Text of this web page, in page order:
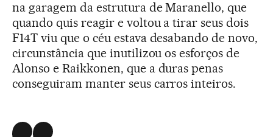
na garagem da estrutura de Maranello, que
quando quis reagir e voltou a tirar seus dois
F14T viu que o céu estava desabando de novo,
circunstância que inutilizou os esforços de
Alonso e Raikkonen, que a duras penas
conseguiram manter seus carros inteiros.